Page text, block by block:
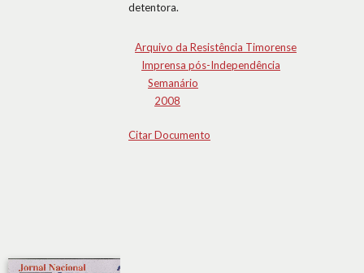
detentora.
Arquivo da Resistência Timorense
Imprensa pós-Independência
Semanário
2008
Citar Documento